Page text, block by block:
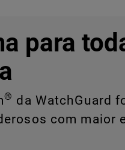
para
® da WatchGuard
com maior